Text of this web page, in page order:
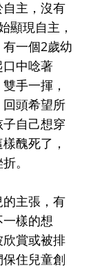
主，沒有
顯現自主，
有一個2歲幼
中唸著
手一揮，
回頭希望所
自己想穿
醜死了，
。
主張，有
樣的想
賞或被排
住兒童創